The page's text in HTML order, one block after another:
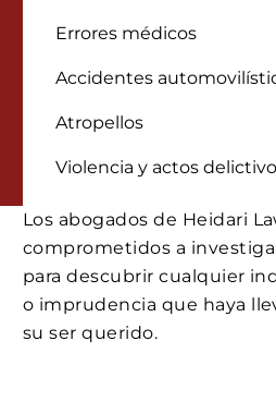
Errores médicos
Accidentes
Atropellos
Violencia y actos
Los abogados de Heidari
comprometidos a
para descubrir cualquier
o imprudencia que haya
su ser querido.